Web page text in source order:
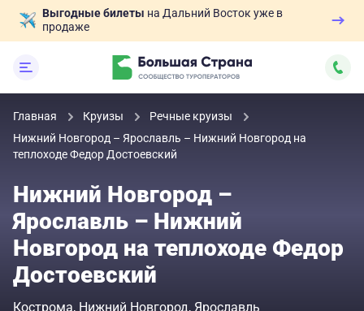
Выгодные билеты на Дальний Восток уже в
продаже
Главная Круизы
Речные круизы
Нижний Новгород – Ярославль – Нижний Новгород на
теплоходе Федор Достоевский
Нижний Новгород –
Ярославль – Нижний
Новгород на теплоходе Федор
Достоевский
Кострома Нижний Новгород Ярославль